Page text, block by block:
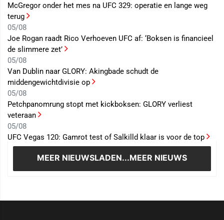
McGregor onder het mes na UFC 329: operatie en lange weg
terug
05/08
Joe Rogan raadt Rico Verhoeven UFC af: ‘Boksen is financieel
de slimmere zet’
05/08
Van Dublin naar GLORY: Akingbade schudt de
middengewichtdivisie op
05/08
Petchpanomrung stopt met kickboksen: GLORY verliest
veteraan
05/08
UFC Vegas 120: Gamrot test of Salkilld klaar is voor de top
MEER NIEUWSLADEN...MEER NIEUWS